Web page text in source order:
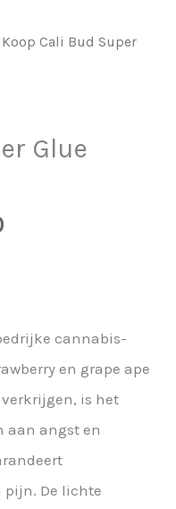
Cali Bud Super
Glue
cannabis-
en grape ape
verkrijgen, is het
aan angst en
De lichte